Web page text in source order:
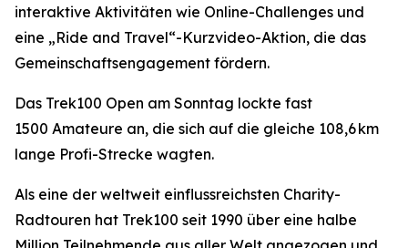
interaktive Aktivitäten wie Online-Challenges und
eine „Ride and Travel“-Kurzvideo-Aktion, die das
Gemeinschaftsengagement fördern.
Das Trek100 Open am Sonntag lockte fast
1500 Amateure an, die sich auf die gleiche 108,6 km
lange Profi-Strecke wagten.
Als eine der weltweit einflussreichsten Charity-
Radtouren hat Trek100 seit 1990 über eine halbe